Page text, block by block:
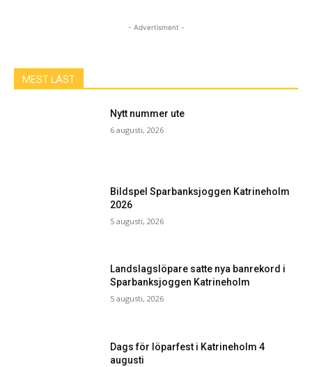
- Advertisment -
MEST LÄST
Nytt nummer ute
6 augusti, 2026
Bildspel Sparbanksjoggen Katrineholm
2026
5 augusti, 2026
Landslagslöpare satte nya banrekord i
Sparbanksjoggen Katrineholm
5 augusti, 2026
Dags för löparfest i Katrineholm 4
augusti